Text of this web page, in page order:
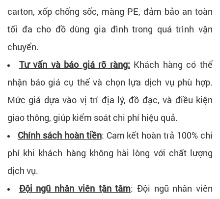
carton, xốp chống sốc, màng PE, đảm bảo an toàn
tối đa cho đồ dùng gia đình trong quá trình vận
chuyển.
Tư vấn và báo giá rõ ràng: Khách hàng có thể
nhận báo giá cụ thể và chọn lựa dịch vụ phù hợp.
Mức giá dựa vào vị trí địa lý, đồ đạc, và điều kiện
giao thông, giúp kiểm soát chi phí hiệu quả.
Chính sách hoàn tiền: Cam kết hoàn trả 100% chi
phí khi khách hàng không hài lòng với chất lượng
dịch vụ.
Đội ngũ nhân viên tận tâm: Đội ngũ nhân viên